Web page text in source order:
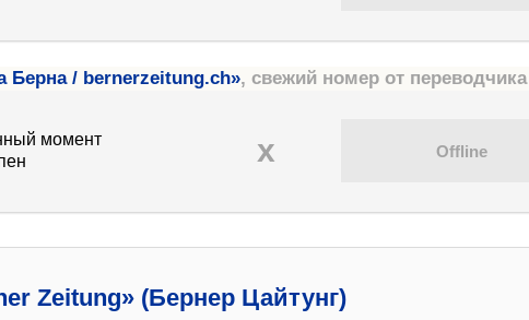
Берна / bernerzeitung.ch», свежий номер от переводчика
момент
x
Zeitung» (Бернер Цайтунг)